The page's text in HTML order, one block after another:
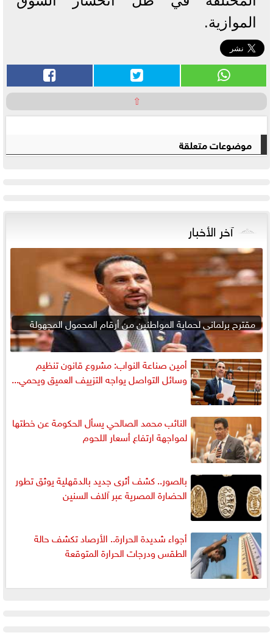
الموازية.
⇧
موضوعات متعلقة
آخر الأخبار
مقترح برلماني لحماية المواطنين من أرقام المحمول المجهولة
أمين صناعة النواب: مشروع قانون تنظيم
وسائل التواصل يواجه التزييف العميق ويحمي...
النائب محمد الصالحي يسأل الحكومة عن خطتها
لمواجهة ارتفاع أسعار اللحوم
بالصور.. كشف أثرى جديد بالدقهلية يوثق تطور
الحضارة المصرية عبر آلاف السنين
أجواء شديدة الحرارة.. الأرصاد تكشف حالة
الطقس ودرجات الحرارة المتوقعة